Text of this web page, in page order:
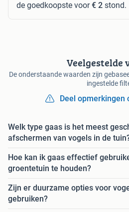
de goedkoopste voor€ 2 stond.
Veelgestelde
De onderstaande waarden zijn
ingestelde
Deel opmerkingen
Welk type gaas is het meest
afschermen van vogels in de
Hoe kan ik gaas effectief
groentetuin te houden?
Zijn er duurzame opties voor
gebruiken?